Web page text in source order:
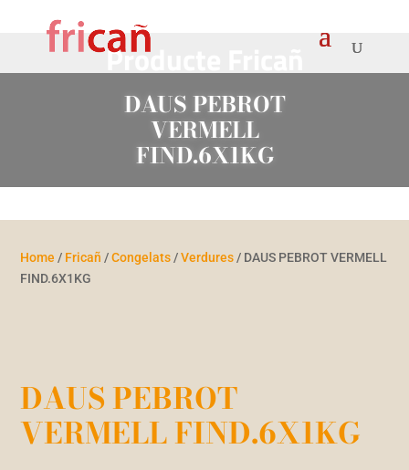
Producte Fricañ
DAUS PEBROT
VERMELL
FIND.6X1KG
Home / Fricañ /Congelats /Verdures / DAUS PEBROT VERMELL
FIND.6X1KG
DAUS PEBROT
VERMELL FIND.6X1KG